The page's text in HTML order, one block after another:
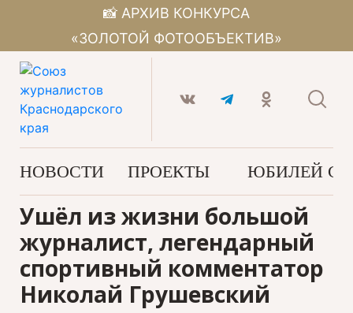
📸 АРХИВ КОНКУРСА
«ЗОЛОТОЙ ФОТООБЪЕКТИВ»
НОВОСТИ ПРОЕКТЫ ЮБИЛЕЙ
Ушёл из жизни большой
журналист, легендарный
спортивный комментатор
Николай Грушевский